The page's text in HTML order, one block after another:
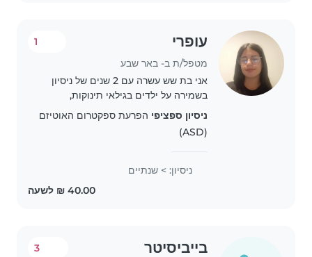
עופרי
מטפל/ת ב- באר שבע
1
אני בת שש עשרה עם 2 שנים של ניסיון
בשמירה על ילדים בגילאי תינוקות,
אכפתית ובעלת רמה גבוהה של אמפתיה.
למרות שאין לי השכלה רשמית, אני מאוד
ניסיון ספציפי הפרעת ספקטרום האוטיזם
(ASD)
ניסיון: > שנתיים
בייביסיטר 3